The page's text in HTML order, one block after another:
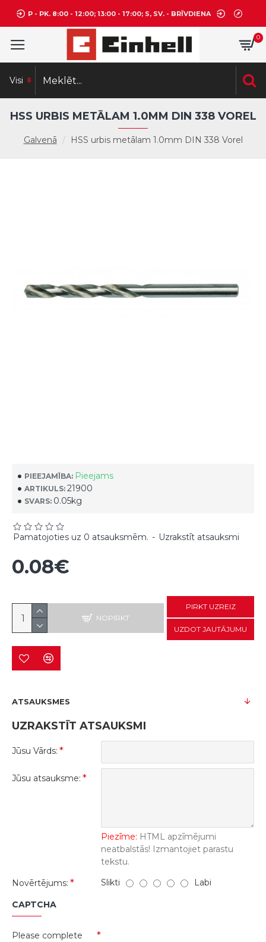
P - PK. 8:00 - 12:00; 13:00 - 17:00; S, SV. - BRĪVDIENA
0
Visi
Galvenā HSS urbis metālam 1.0mm DIN 338 Vorel
HSS URBIS METĀLAM 1.0MM DIN 338 VOREL
PIEEJAMĪBA: Pieejams
ARTIKULS: 21900
SVARS: 0.05kg
Pamatojoties uz 0 atsauksmēm. - Uzrakstīt atsauksmi
0.08€
NOPIRKT
PIRKT UZREIZ
UZDOT JAUTĀJUMU
ATSAUKSMES
UZRAKSTĪT ATSAUKSMI
Jūsu Vārds:
Jūsu atsauksme:
Piezīme: HTML apzīmējumi
neatbalstās! Izmantojiet parastu
tekstu.
Novērtējums:
Slikti Labi
CAPTCHA
Please complete